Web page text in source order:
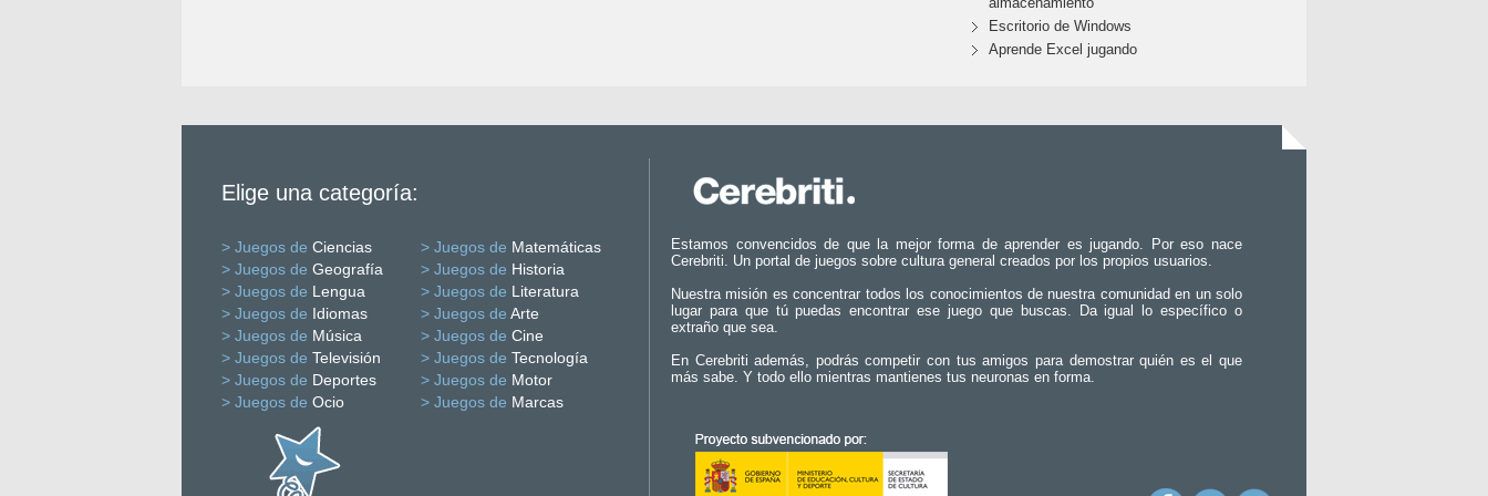
Escritorio de Windows
Aprende Excel jugando
Elige una categoría:
> Juegos de Ciencias > Juegos de Matemáticas
> Juegos de Geografía > Juegos de Historia
> Juegos de Lengua > Juegos de Literatura
> Juegos de Idiomas > Juegos de Arte
> Juegos de Música > Juegos de Cine
> Juegos de Televisión > Juegos de Tecnología
> Juegos de Deportes > Juegos de Motor
> Juegos de Ocio > Juegos de Marcas
Estamos convencidos de que la mejor forma de aprender es jugando. Por eso nace
Cerebriti. Un portal de juegos sobre cultura general creados por los propios usuarios.
Nuestra misión es concentrar todos los conocimientos de nuestra comunidad en un solo
lugar para que tú puedas encontrar ese juego que buscas. Da igual lo específico o
extraño que sea.
En Cerebriti además, podrás competir con tus amigos para demostrar quién es el que
más sabe. Y todo ello mientras mantienes tus neuronas en forma.